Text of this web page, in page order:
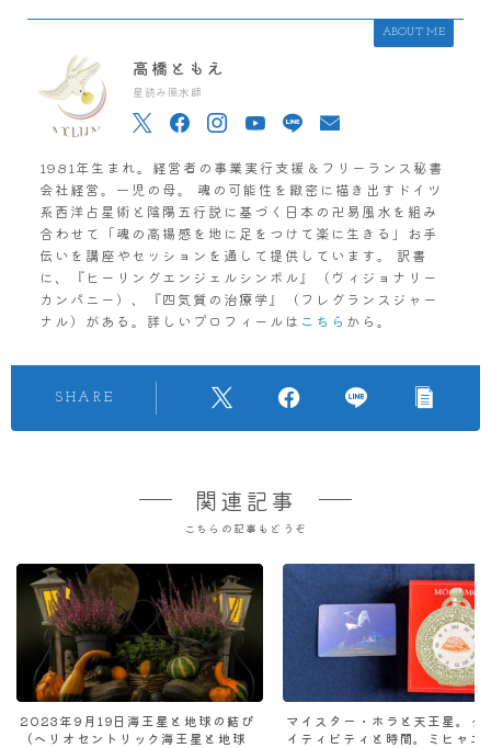
ABOUT ME
高橋ともえ
星読み風水師
1981年生まれ。経営者の事業実行支援＆フリーランス秘書
会社経営。一児の母。 魂の可能性を緻密に描き出すドイツ
系西洋占星術と陰陽五行説に基づく日本の卍易風水を組み
合わせて「魂の高揚感を地に足をつけて楽に生きる」お手
伝いを講座やセッションを通して提供しています。 訳書
に、『ヒーリングエンジェルシンボル』（ヴィジョナリー
カンパニー）、『四気質の治療学』（フレグランスジャー
ナル）がある。詳しいプロフィールは こちら から。
SHARE
関連記事
こちらの記事もどうぞ
2023年9月19日海王星と地球の結び
（ヘリオセントリック海王星と地球
マイスター・ホラと天王星。ク
イティビティと時間。ミヒャエ